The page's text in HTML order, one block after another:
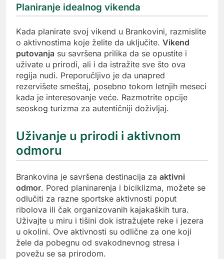
Planiranje idealnog vikenda
Kada planirate svoj vikend u Brankovini, razmislite
o aktivnostima koje želite da uključite. Vikend
putovanja su savršena prilika da se opustite i
uživate u prirodi, ali i da istražite sve što ova
regija nudi. Preporučljivo je da unapred
rezervišete smeštaj, posebno tokom letnjih meseci
kada je interesovanje veće. Razmotrite opcije
seoskog turizma za autentičniji doživljaj.
Uživanje u prirodi i aktivnom
odmoru
Brankovina je savršena destinacija za aktivni
odmor. Pored planinarenja i biciklizma, možete se
odlučiti za razne sportske aktivnosti poput
ribolova ili čak organizovanih kajakaških tura.
Uživajte u miru i tišini dok istražujete reke i jezera
u okolini. Ove aktivnosti su odlične za one koji
žele da pobegnu od svakodnevnog stresa i
povežu se sa prirodom.